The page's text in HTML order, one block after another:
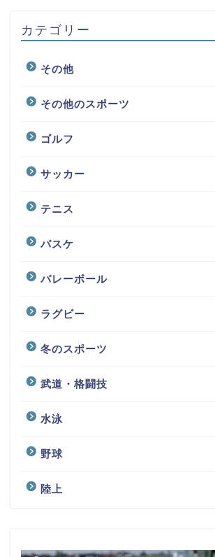
カテゴリー
その他
その他のスポーツ
ゴルフ
サッカー
テニス
バスケ
バレーボール
ラグビー
冬のスポーツ
武道・格闘技
水泳
野球
陸上